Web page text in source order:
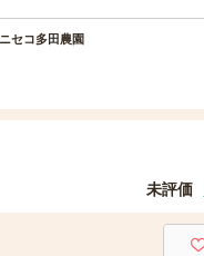
ニセコ多田農園
未評価